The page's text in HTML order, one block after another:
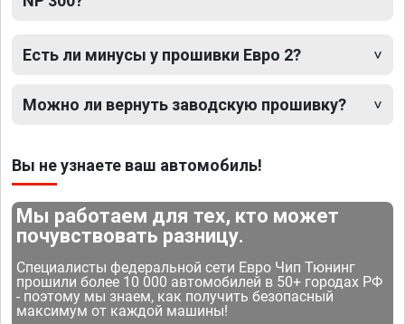
Есть ли минусы у прошивки Евро 2?
Можно ли вернуть заводскую прошивку?
Вы не узнаете ваш автомобиль!
Мы работаем для тех, кто может
почувствовать разницу.
Специалисты федеральной сети Евро Чип Тюнинг
прошили более 10 000 автомобилей в 50+ городах РФ
- поэтому мы знаем, как получить безопасный
максимум от каждой машины!